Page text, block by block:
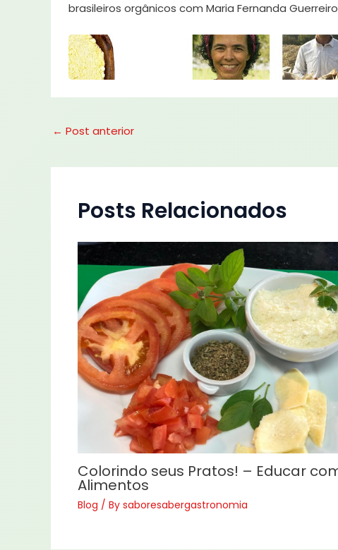
brasileiros orgânicos com Maria Fernanda
← Post anterior
Posts Relacionados
Colorindo seus Pratos! – Educar
Alimentos
Blog / By saboresabergastronomia